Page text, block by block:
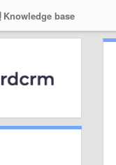
Knowledge base